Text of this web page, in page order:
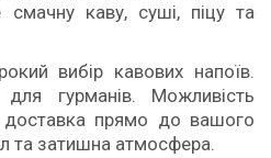
каву, суші, піцу та
вибір кавових напоїв.
гурманів. Можливість
доставка прямо до вашого
та затишна атмосфера.